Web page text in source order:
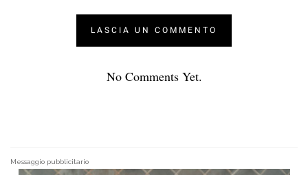
No Comments Yet.
Messaggio pubblicitario